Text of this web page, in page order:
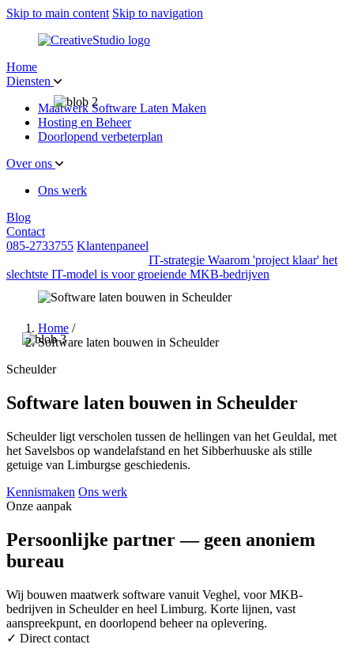
Skip to main content Skip to navigation
Home
Diensten
Maatwerk Software Laten Maken
Hosting en Beheer
Doorlopend verbeterplan
Over ons
Ons werk
Blog
Contact
085-2733755 Klantenpaneel
IT-strategie Waarom 'project klaar' het
slechtste IT-model is voor groeiende MKB-bedrijven
Home /
Software laten bouwen in Scheulder
Scheulder
Software laten bouwen in Scheulder
Scheulder ligt verscholen tussen de hellingen van het Geuldal, met
het Savelsbos op wandelafstand en het Sibberhuuske als stille
getuige van Limburgse geschiedenis.
Kennismaken Ons werk
Onze aanpak
Persoonlijke partner — geen anoniem
bureau
Wij bouwen maatwerk software vanuit Veghel, voor MKB-
bedrijven in Scheulder en heel Limburg. Korte lijnen, vast
aanspreekpunt, en doorlopend beheer na oplevering.
✓ Direct contact